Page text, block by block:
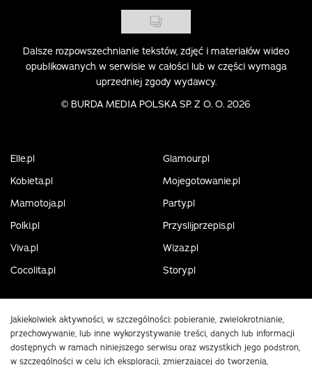
Dalsze rozpowszechnianie tekstów, zdjęć i materiałów wideo
opublikowanych w serwisie w całości lub w części wymaga
uprzedniej zgody wydawcy.
© BURDA MEDIA POLSKA SP. Z O. O. 2026
Elle.pl
Glamour.pl
Kobieta.pl
Mojegotowanie.pl
Mamotoja.pl
Party.pl
Polki.pl
Przyslijprzepis.pl
Viva.pl
Wizaz.pl
Cocolita.pl
Story.pl
Jakiekolwiek aktywności, w szczególności: pobieranie, zwielokrotnianie,
przechowywanie, lub inne wykorzystywanie treści, danych lub informacji
dostępnych w ramach niniejszego serwisu oraz wszystkich jego podstron,
w szczególności w celu ich eksploracji, zmierzającej do tworzenia,